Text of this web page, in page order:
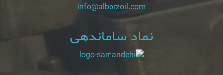
info@alborzoil.com
نماد ساماندهی